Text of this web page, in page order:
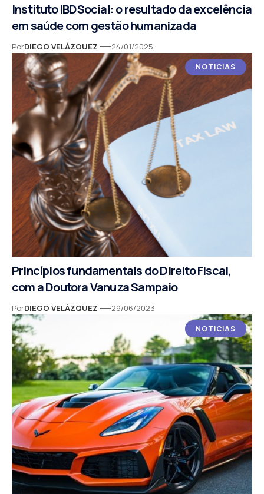
Instituto IBDSocial: o resultado da excelência
em saúde com gestão humanizada
PorDIEGO VELÁZQUEZ 24/01/2025
NOTICIAS
Princípios fundamentais do Direito Fiscal,
com a Doutora Vanuza Sampaio
PorDIEGO VELÁZQUEZ 29/06/2023
NOTICIAS